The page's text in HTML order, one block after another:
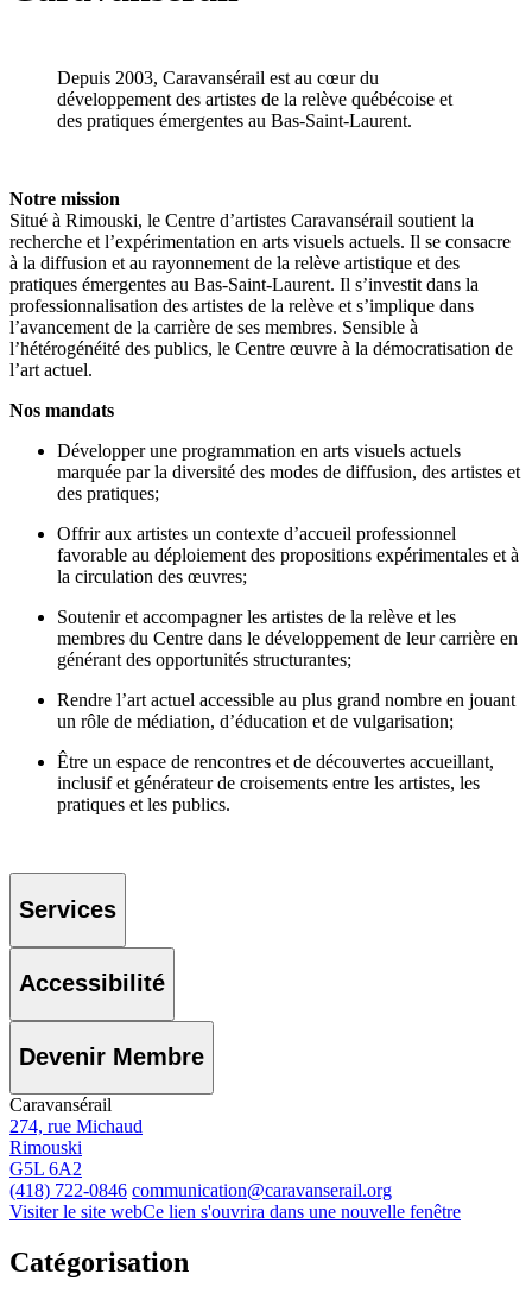
Depuis 2003, Caravansérail est au cœur du
développement des artistes de la relève québécoise et
des pratiques émergentes au Bas-Saint-Laurent.
Notre mission
Situé à Rimouski, le Centre d’artistes Caravansérail soutient la
recherche et l’expérimentation en arts visuels actuels. Il se consacre
à la diffusion et au rayonnement de la relève artistique et des
pratiques émergentes au Bas-Saint-Laurent. Il s’investit dans la
professionnalisation des artistes de la relève et s’implique dans
l’avancement de la carrière de ses membres. Sensible à
l’hétérogénéité des publics, le Centre œuvre à la démocratisation de
l’art actuel.
Nos mandats
Développer une programmation en arts visuels actuels
marquée par la diversité des modes de diffusion, des artistes et
des pratiques;
Offrir aux artistes un contexte d’accueil professionnel
favorable au déploiement des propositions expérimentales et à
la circulation des œuvres;
Soutenir et accompagner les artistes de la relève et les
membres du Centre dans le développement de leur carrière en
générant des opportunités structurantes;
Rendre l’art actuel accessible au plus grand nombre en jouant
un rôle de médiation, d’éducation et de vulgarisation;
Être un espace de rencontres et de découvertes accueillant,
inclusif et générateur de croisements entre les artistes, les
pratiques et les publics.
Services
Accessibilité
Devenir Membre
Caravansérail
274, rue Michaud
Rimouski
G5L 6A2
(418) 722-0846 communication@caravanserail.org
Visiter le site webCe lien s'ouvrira dans une nouvelle fenêtre
Catégorisation